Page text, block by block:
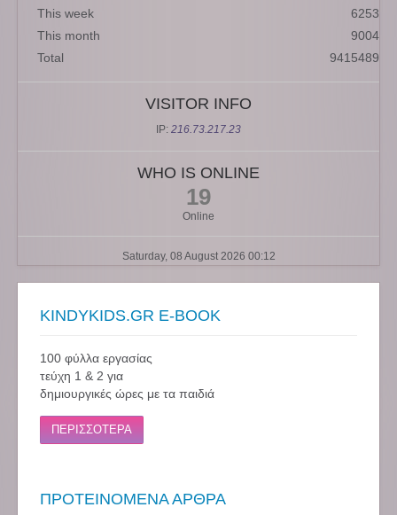
This week
6253
This month
9004
Total
9415489
VISITOR INFO
IP: 216.73.217.23
WHO IS ONLINE
19
Online
Saturday, 08 August 2026 00:12
KINDYKIDS.GR E-BOOK
100 φύλλα εργασίας
τεύχη 1 & 2 για
δημιουργικές ώρες με τα παιδιά
ΠΕΡΙΣΣΟΤΕΡΑ
ΠΡΟΤΕΙΝΟΜΕΝΑ ΑΡΘΡΑ